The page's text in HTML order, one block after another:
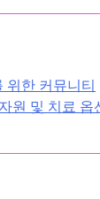
위한 커뮤니티
원 및 치료 옵